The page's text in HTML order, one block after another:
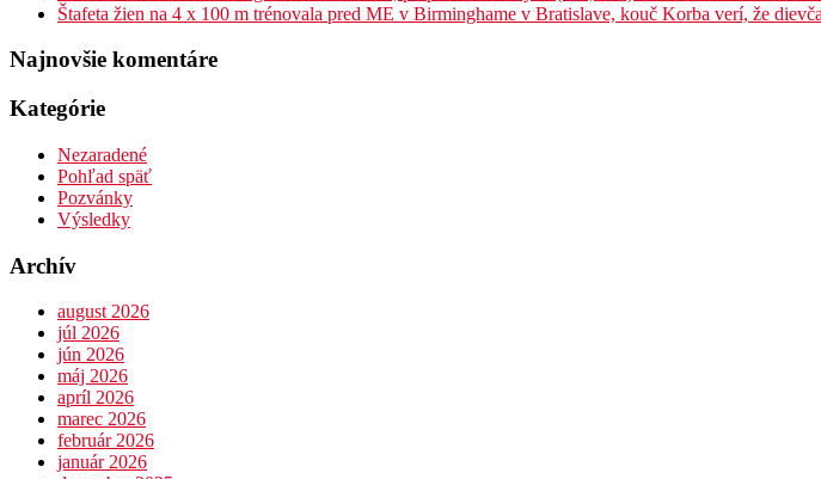
Štafeta žien na 4 x 100 m trénovala pred ME v Birminghame v Bratislave, kouč Korba verí, že
Najnovšie komentáre
Kategórie
Nezaradené
Pohľad späť
Pozvánky
Výsledky
Archív
august 2026
júl 2026
jún 2026
máj 2026
apríl 2026
marec 2026
február 2026
január 2026